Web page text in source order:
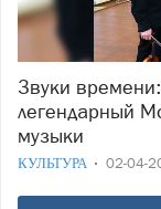
Звуки времени: в Архангельске выступит
легендарный
музыки
КУЛЬТУРА 02-04-